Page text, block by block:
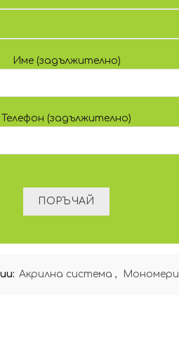
Име (задължително)
Телефон (задължително)
Акрилна система , Мономери